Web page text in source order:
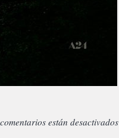
están desactivados